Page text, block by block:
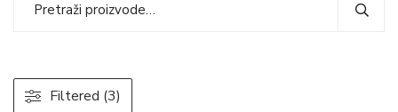
Filtered (3)